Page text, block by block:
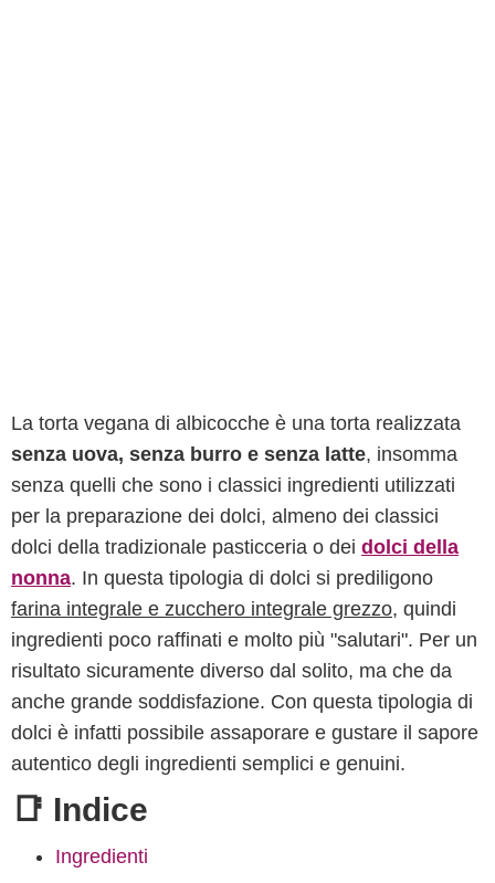
La torta vegana di albicocche è una torta realizzata
senza uova, senza burro e senza latte, insomma
senza quelli che sono i classici ingredienti utilizzati
per la preparazione dei dolci, almeno dei classici
dolci della tradizionale pasticceria o dei dolci della
nonna. In questa tipologia di dolci si prediligono
farina integrale e zucchero integrale grezzo, quindi
ingredienti poco raffinati e molto più "salutari". Per un
risultato sicuramente diverso dal solito, ma che da
anche grande soddisfazione. Con questa tipologia di
dolci è infatti possibile assaporare e gustare il sapore
autentico degli ingredienti semplici e genuini.
📑 Indice
Ingredienti